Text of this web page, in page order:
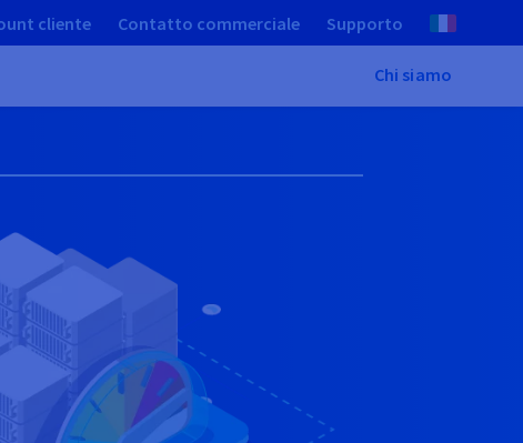
cliente Contatto commerciale Supporto
Chi siamo